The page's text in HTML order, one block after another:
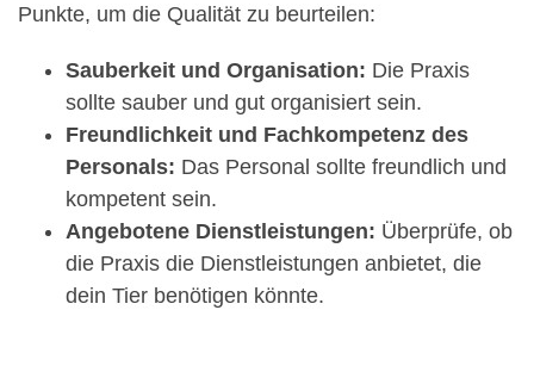
Punkte, um die Qualität zu beurteilen:
Sauberkeit und Organisation: Die Praxis
sollte sauber und gut organisiert sein.
Freundlichkeit und Fachkompetenz des
Personals: Das Personal sollte freundlich und
kompetent sein.
Angebotene Dienstleistungen: Überprüfe, ob
die Praxis die Dienstleistungen anbietet, die
dein Tier benötigen könnte.